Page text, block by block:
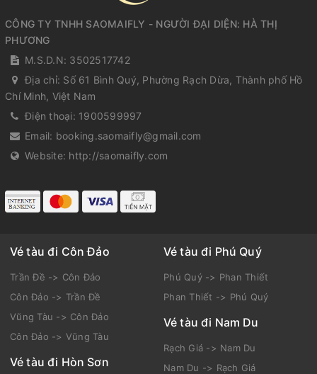
CÔNG TY TNHH SAOMAIFLY - NGƯỜI ĐẠI DIỆN: HÀ THỊ
PHƯƠNG
M.S.D.N: 3502517742
Địa chỉ: Số 61 Bình Quý, Phường Rạch Dừa, Thành phố Hồ
Chí Minh, Việt Nam
Điện thoại: 1900599997
Email: booking.saomaifly@gmail.com
Website: http://saomaifly.com
Vé tàu đi Côn Đảo
Trần Đề -> Côn Đảo
Côn Đảo -> Trần Đề
Vũng Tàu -> Côn Đảo
Côn Đảo -> Vũng Tàu
Vé tàu đi Hòn Sơn
Vé tàu đi Phú Quý
Phú Quý -> Phan Thiết
Phan Thiết -> Phú Quý
Vé tàu đi Nam Du
Rạch Giá -> Nam Du
Nam Du -> Rạch Giá